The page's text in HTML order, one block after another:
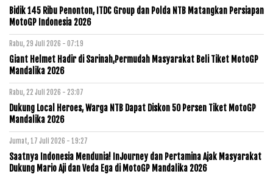
Bidik 145 Ribu Penonton, ITDC Group dan Polda NTB Matangkan Persiapan
MotoGP Indonesia 2026
Rabu, 29 Juli 2026 - 07:19
Giant Helmet Hadir di Sarinah,Permudah Masyarakat Beli Tiket MotoGP
Mandalika 2026
Rabu, 22 Juli 2026 - 23:07
Dukung Local Heroes, Warga NTB Dapat Diskon 50 Persen Tiket MotoGP
Mandalika 2026
Jumat, 17 Juli 2026 - 19:27
Saatnya Indonesia Mendunia! InJourney dan Pertamina Ajak Masyarakat
Dukung Mario Aji dan Veda Ega di MotoGP Mandalika 2026